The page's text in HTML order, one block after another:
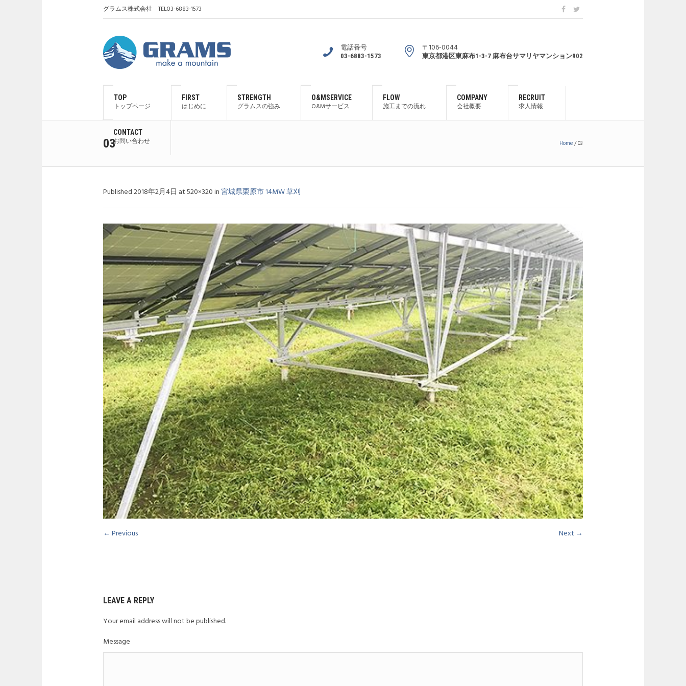
グラムス株式会社 TEL03-6883-1573
電話番号
03-6883-1573
〒106-0044
東京都港区東麻布1-3-7 麻布台サマリヤマンション902
TOP
トップページ
FIRST
はじめに
STRENGTH
グラムスの強み
O&MSERVICE
O&Mサービス
FLOW
施工までの流れ
COMPANY
会社概要
RECRUIT
求人情報
CONTACT
お問い合わせ
03 Home/03
Published2018年2月4日 at 520×320 in宮城県栗原市 14MW 草刈
← Previous Next →
LEAVE A REPLY
Your email address will not be published.
Message